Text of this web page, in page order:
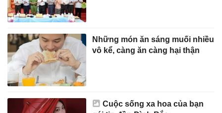
Những món ăn sáng muối nhiều
vô kể, càng ăn càng hại thận
Cuộc sống xa hoa của bạn